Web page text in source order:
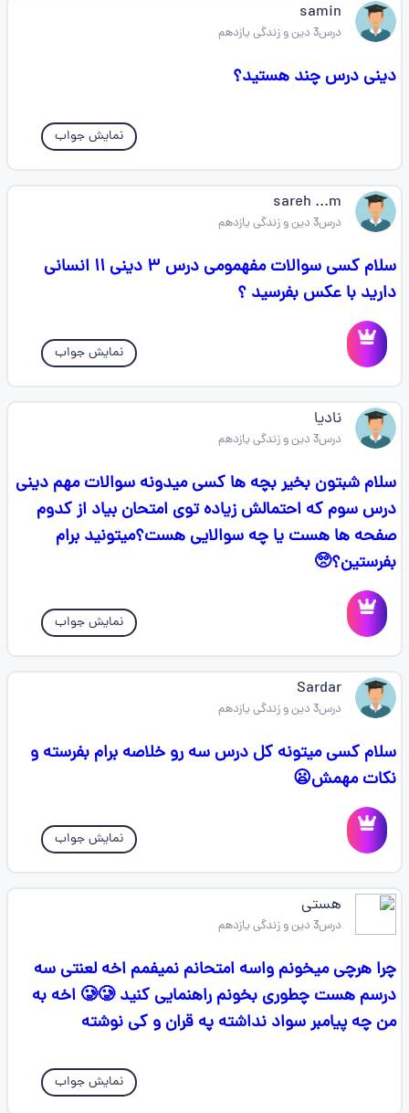
samin
درس3 دین و زندگی یازدهم
دینی درس چند هستید؟
نمایش جواب
sareh ...m
درس3 دین و زندگی یازدهم
سلام کسی سوالات مفهمومی درس ۳ دینی ۱۱ انسانی
دارید با عکس بفرسید ؟
نمایش جواب
نادیا
درس3 دین و زندگی یازدهم
سلام شبتون بخیر بچه ها کسی میدونه سوالات مهم دینی
درس سوم که احتمالش زیاده توی امتحان بیاد از کدوم
صفحه ها هست یا چه سوالایی هست؟میتونید برام
بفرستین؟🥺
نمایش جواب
Sardar
درس3 دین و زندگی یازدهم
سلام کسی میتونه کل درس سه رو خلاصه برام بفرسته و
نکات مهمش😦
نمایش جواب
هستی
درس3 دین و زندگی یازدهم
چرا هرچی میخونم واسه امتحانم نمیفمم اخه لعنتی سه
درسم هست چطوری بخونم راهنمایی کنید 🥲🥲 اخه به
من چه پیامبر سواد نداشته په قران و کی نوشته
نمایش جواب